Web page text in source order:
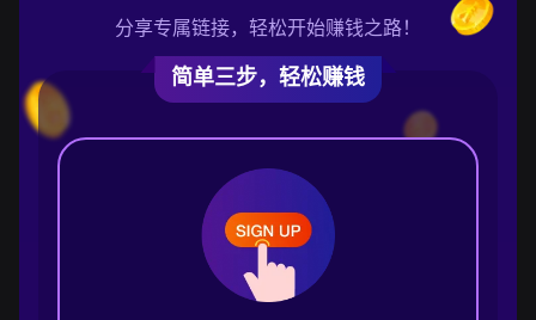
分享专属链接，轻松开始赚钱之路！
简单三步，轻松赚钱